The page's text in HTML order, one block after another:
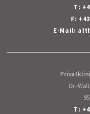
T:
F:
E-Mail:
Dr.-
T: